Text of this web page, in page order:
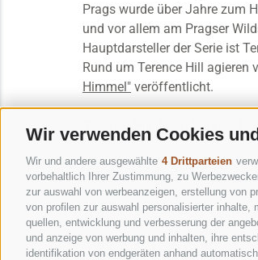
Wir verwenden Cookies
Wir und andere ausgewählte 4 Drittparteien
vorbehaltlich Ihrer Zustimmung, zu
zur auswahl von werbeanzeigen, erstellung von
von profilen zur auswahl personalisierter
quellen, entwicklung und verbesserung der
und anzeige von werbung und inhalten, ihre
identifikation von endgeräten anhand
Prags wurde über Jahre zum
und vor allem am Pragser
Hauptdarsteller der Serie ist
Rund um Terence Hill agieren
Himmel" veröffentlicht.
Terence Hill durch Daniele
Nach dem Erfolg der dritten
Leiter der Forstpolizei
Einige Szenen wurden auch
Begeben Sie sich auf die Spur